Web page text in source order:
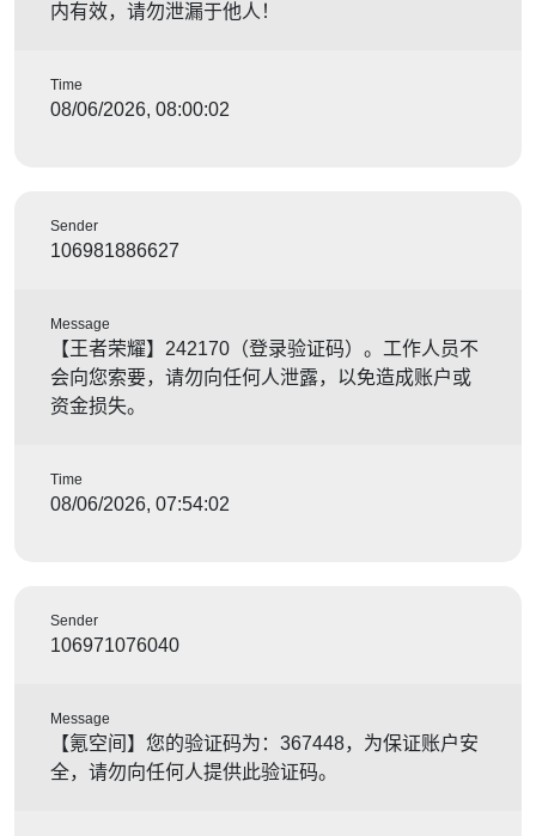
内有效，请勿泄漏于他人！
Time
08/06/2026, 08:00:02
Sender
106981886627
Message
【王者荣耀】242170（登录验证码）。工作人员不
会向您索要，请勿向任何人泄露，以免造成账户或
资金损失。
Time
08/06/2026, 07:54:02
Sender
106971076040
Message
【氪空间】您的验证码为：367448，为保证账户安
全，请勿向任何人提供此验证码。